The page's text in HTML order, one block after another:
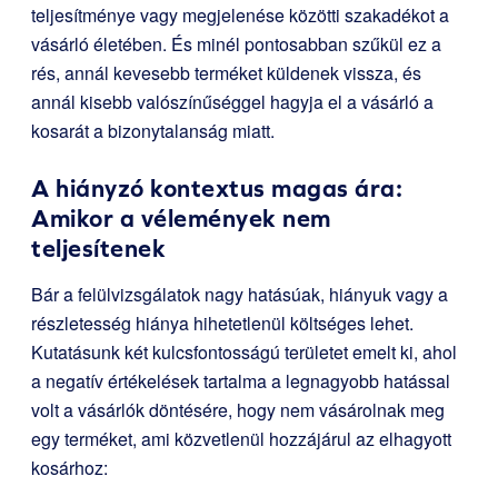
teljesítménye vagy megjelenése közötti szakadékot a
vásárló életében. És minél pontosabban szűkül ez a
rés, annál kevesebb terméket küldenek vissza, és
annál kisebb valószínűséggel hagyja el a vásárló a
kosarát a bizonytalanság miatt.
A hiányzó kontextus magas ára:
Amikor a vélemények nem
teljesítenek
Bár a felülvizsgálatok nagy hatásúak, hiányuk vagy a
részletesség hiánya hihetetlenül költséges lehet.
Kutatásunk két kulcsfontosságú területet emelt ki, ahol
a negatív értékelések tartalma a legnagyobb hatással
volt a vásárlók döntésére, hogy nem vásárolnak meg
egy terméket, ami közvetlenül hozzájárul az elhagyott
kosárhoz: